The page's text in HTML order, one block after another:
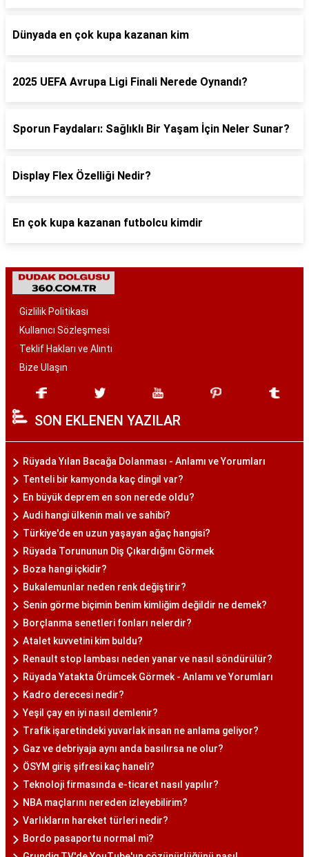
Dünyada en çok kupa kazanan kim
2025 UEFA Avrupa Ligi Finali Nerede Oynandı?
Sporun Faydaları: Sağlıklı Bir Yaşam İçin Neler Sunar?
Display Flex Özelliği Nedir?
En çok kupa kazanan futbolcu kimdir
Gizlilik Politikası
Kullanıcı Sözleşmesi
Teklif Hakları ve Alıntı
Bize Ulaşın
SON EKLENEN YAZILAR
Rüyada Yılan Bacağa Dolanması - Anlamı ve Yorumları
Tenteli bir kamyonda kaç dingil var?
En büyük deprem en son nerede oldu?
Audi hangi ülkenin malı ve sahibi?
Türkiye'de en uzun yaşayan ağaç hangisi?
Rüyada Torununun Diş Çıkardığını Görmek
Boza hangi içkidir?
Bukalemunlar neden renk değiştirir?
Senin görme biçimin benim kimliğim değildir ne demek?
Borçlanma senetleri fonları nelerdir?
Atalet kuvvetini kim buldu?
Renault stop lambası neden yanar ve nasıl söndürülür?
Rüyada Yatakta Örümcek Görmek - Anlamı ve Yorumları
Kadro derecesi nedir?
Yeşil çay en iyi nasıl demlenir?
Trafik işaretindeki yuvarlak insan ne anlama geliyor?
Gaz ve debriyaja aynı anda basılırsa ne olur?
ÖSYM giriş şifresi kaç haneli?
Teknoloji firmasında e-ticaret nasıl yapılır?
NBA maçlarını nereden izleyebilirim?
Varlıkların hareket türleri nedir?
Bordo pasaportu normal mi?